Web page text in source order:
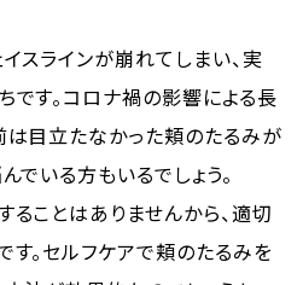
スラインが崩れてしまい、実
です。コロナ禍の影響による長
は目立たなかった頬のたるみが
でいる方もいるでしょう。
ことはありませんから、適切
。セルフケアで頬のたるみを